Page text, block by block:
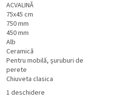
ACVALINĂ
75x45 cm
750 mm
450 mm
Alb
Ceramică
Pentru mobilă, șuruburi de
perete
Chiuveta clasica
1 deschidere